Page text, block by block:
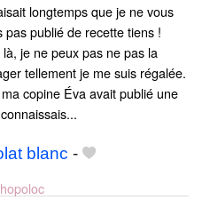
longtemps que je ne vous
pas publié de recette tiens !
là, je ne peux pas ne pas la
tellement je me suis régalée.
copine Éva avait publié une
blanc -